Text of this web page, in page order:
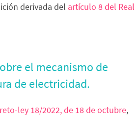
derivada del artículo 8 del Real
el mecanismo de
de electricidad.
ley 18/2022, de 18 de octubre,